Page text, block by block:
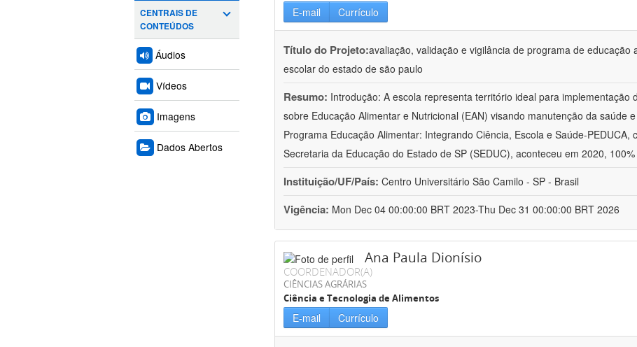
CENTRAIS DE
CONTEÚDOS
Áudios
Vídeos
Imagens
Dados Abertos
E-mail Currículo
Título do Projeto:avaliação, validação e vigilância de programa de educação
escolar do estado de são paulo
Resumo: Introdução: A escola representa território ideal para implementação
sobre Educação Alimentar e Nutricional (EAN) visando manutenção da saúde
Programa Educação Alimentar: Integrando Ciência, Escola e Saúde-
Secretaria da Educação do Estado de SP (SEDUC), aconteceu em 2020,
Instituição/UF/País: Centro Universitário São Camilo - SP - Brasil
Vigência: Mon Dec 04 00:00:00 BRT 2023-Thu Dec 31 00:00:00 BRT 2026
Ana Paula Dionísio
COORDENADOR(A)
CIÊNCIAS AGRÁRIAS
Ciência e Tecnologia de Alimentos
E-mail Currículo